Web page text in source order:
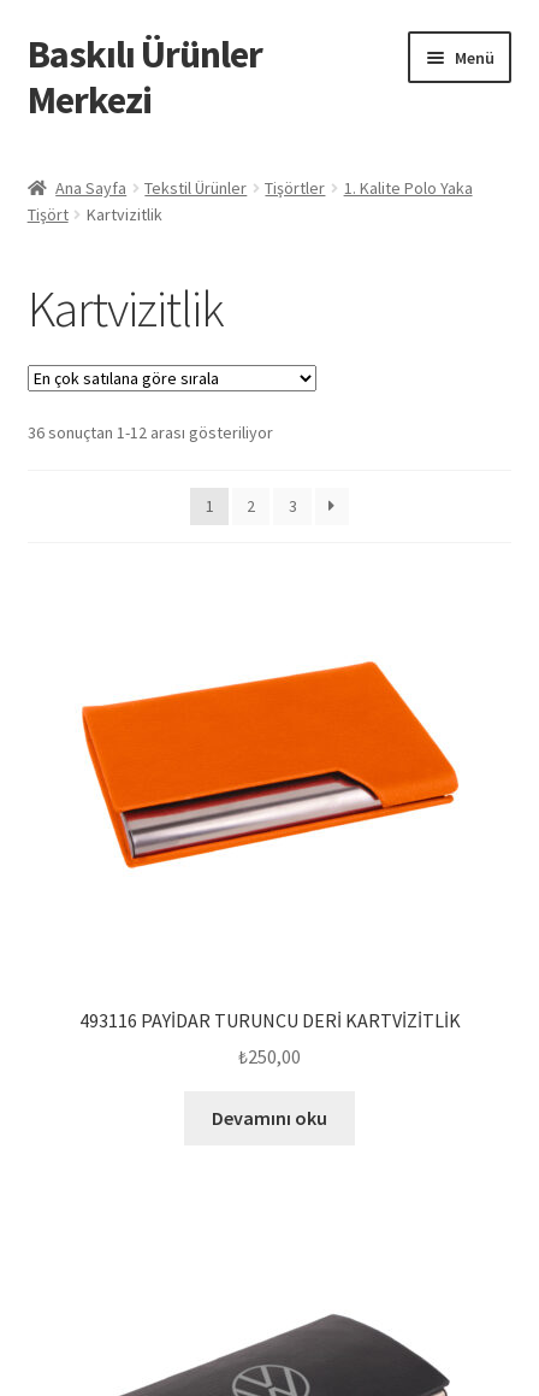
Dolaşıma
geç
İçeriğe
geç
Baskılı Ürünler
Merkezi
Menü
Baskılı Ürünler
Örnek sayfa
Ana Sayfa Tekstil Ürünler Tişörtler
1. Kalite Polo Yaka
Tişört
Kartvizitlik
Kartvizitlik
36 sonuçtan 1-12 arası gösteriliyorPopülerliğe
1
2 3
493116 PAYİDAR TURUNCU DERİ KARTVİZİTLİK
₺250,00
Devamını oku